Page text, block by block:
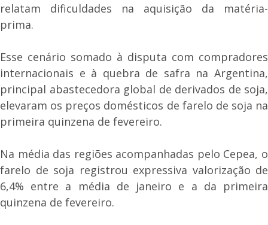
relatam dificuldades na aquisição da matéria-
prima.
Esse cenário somado à disputa com compradores
internacionais e à quebra de safra na Argentina,
principal abastecedora global de derivados de soja,
elevaram os preços domésticos de farelo de soja na
primeira quinzena de fevereiro.
Na média das regiões acompanhadas pelo Cepea, o
farelo de soja registrou expressiva valorização de
6,4% entre a média de janeiro e a da primeira
quinzena de fevereiro.